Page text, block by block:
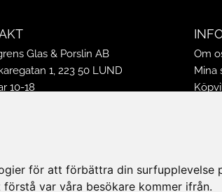
för att förbättra din
var våra besökare kommer ifrån.
Glas & Porslin AB
1, 223 50 LUND
10-18
öppettider 2026
butik@hasselgrens.se
Om
Mina